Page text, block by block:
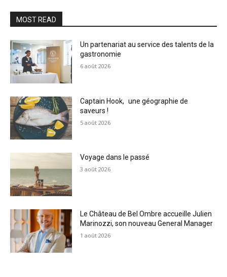
MOST READ
Un partenariat au service des talents de la
gastronomie
6 août 2026
Captain Hook, une géographie de
saveurs !
5 août 2026
Voyage dans le passé
3 août 2026
Le Château de Bel Ombre accueille Julien
Marinozzi, son nouveau General Manager
1 août 2026